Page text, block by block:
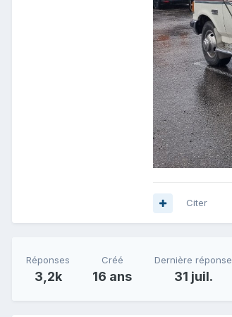
Citer
Réponses
3,2k
Créé
16 ans
Dernière réponse
31 juil.